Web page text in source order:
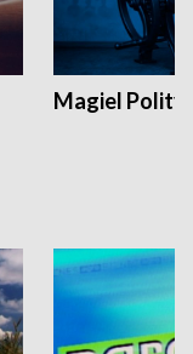
Magiel